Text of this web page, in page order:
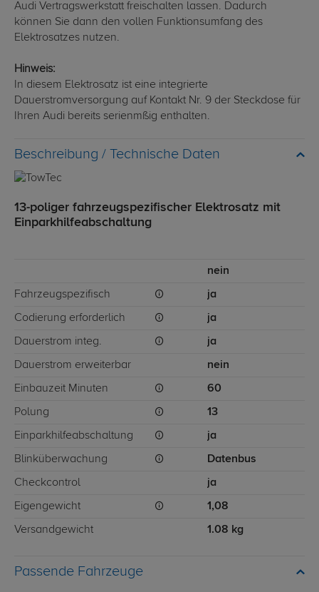
Audi Vertragswerkstatt freischalten lassen. Dadurch
können Sie dann den vollen Funktionsumfang des
Elektrosatzes nutzen.
Hinweis:
In diesem Elektrosatz ist eine integrierte
Dauerstromversorgung auf Kontakt Nr. 9 der Steckdose für
Ihren Audi bereits serienmßig enthalten.
Technische Daten
13-poliger fahrzeugspezifischer Elektrosatz mit
Einparkhilfeabschaltung
nein
Fahrzeugspezifisch ja
Codierung erforderlich ja
Dauerstrom integ. ja
Dauerstrom erweiterbar nein
Einbauzeit Minuten 60
Polung 13
Einparkhilfeabschaltung ja
Blinküberwachung Datenbus
Checkcontrol ja
Eigengewicht 1,08
Versandgewicht 1.08 kg
Passende Fahrzeuge